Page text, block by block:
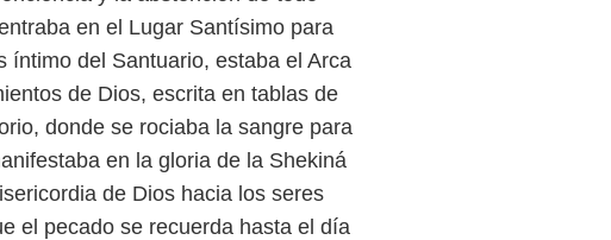
en el Lugar Santísimo para
íntimo del Santuario, estaba el Arca
de Dios, escrita en tablas de
donde se rociaba la sangre para
en la gloria de la Shekiná
de Dios hacia los seres
el pecado se recuerda hasta el día